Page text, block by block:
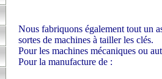
Nous fabriquons également tout un
sortes de machines à tailler les clés.
Pour les machines mécaniques ou
Pour la manufacture de :